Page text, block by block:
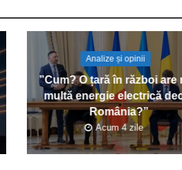
Analize și opinii
”Cum? O țară în război are
multă energie electrică
România?”
Acum 4 zile